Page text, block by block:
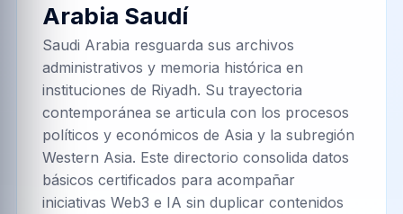
Arabia Saudí
Saudi Arabia resguarda sus archivos
administrativos y memoria histórica en
instituciones de Riyadh. Su trayectoria
contemporánea se articula con los procesos
políticos y económicos de Asia y la subregión
Western Asia. Este directorio consolida datos
básicos certificados para acompañar
iniciativas Web3 e IA sin duplicar contenidos